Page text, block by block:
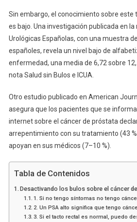
Sin embargo, el conocimiento sobre este
es bajo. Una investigación publicada en
Urológicas Españolas, con una muestra
españoles, revela un nivel bajo de
enfermedad, una media de 6,72 sobre
nota Salud sin Bulos e ICUA.
Otro estudio publicado en American
asegura que los pacientes que se
internet sobre el cáncer de próstata
arrepentimiento con su tratamiento (43
apoyan en sus médicos (7–10 %).
Tabla de Contenidos
Desactivando los bulos sobre el cáncer
1. Si no tengo síntomas no tengo
2. Un PSA alto significa que tengo
3. Si el tacto rectal es normal, puedo